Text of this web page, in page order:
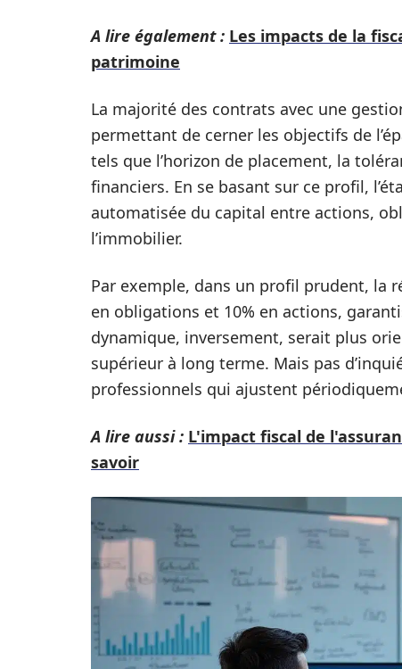
A lire également : Les impacts de la
patrimoine
La majorité des contrats avec une
permettant de cerner les objectifs de
tels que l’horizon de placement, la
financiers. En se basant sur ce profil,
automatisée du capital entre actions,
l’immobilier.
Par exemple, dans un profil prudent, la
en obligations et 10% en actions,
dynamique, inversement, serait plus
supérieur à long terme. Mais pas
professionnels qui ajustent
A lire aussi : L'impact fiscal de
savoir